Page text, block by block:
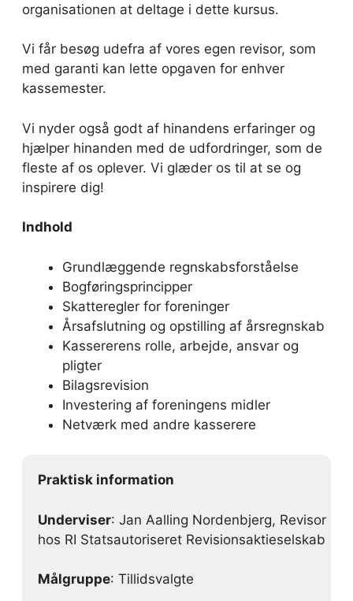
organisationen at deltage i dette kursus.
Vi får besøg udefra af vores egen revisor, som
med garanti kan lette opgaven for enhver
kassemester.
Vi nyder også godt af hinandens erfaringer og
hjælper hinanden med de udfordringer, som de
fleste af os oplever. Vi glæder os til at se og
inspirere dig!
Indhold
Grundlæggende regnskabsforståelse
Bogføringsprincipper
Skatteregler for foreninger
Årsafslutning og opstilling af årsregnskab
Kassererens rolle, arbejde, ansvar og
pligter
Bilagsrevision
Investering af foreningens midler
Netværk med andre kasserere
Praktisk information
Underviser: Jan Aalling Nordenbjerg, Revisor
hos RI Statsautoriseret Revisionsaktieselskab
Målgruppe: Tillidsvalgte